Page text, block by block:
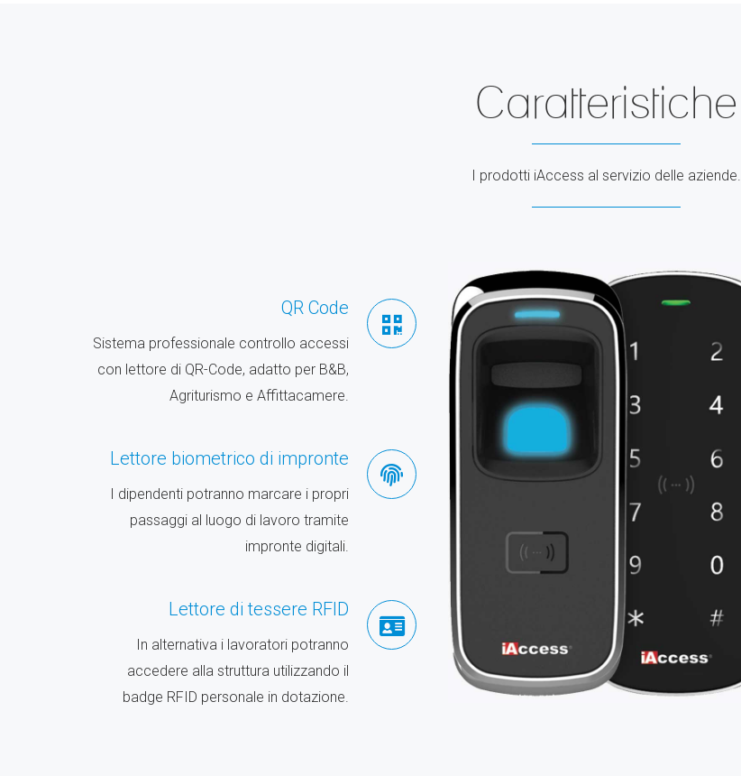
Caratteristiche
I prodotti iAccess al servizio delle aziende.
QR Code
Sistema professionale controllo accessi
con lettore di QR-Code, adatto per B&B,
Agriturismo e Affittacamere.
Lettore biometrico di impronte
I dipendenti potranno marcare i propri
passaggi al luogo di lavoro tramite
impronte digitali.
Lettore di tessere RFID
In alternativa i lavoratori potranno
accedere alla struttura utilizzando il
badge RFID personale in dotazione.